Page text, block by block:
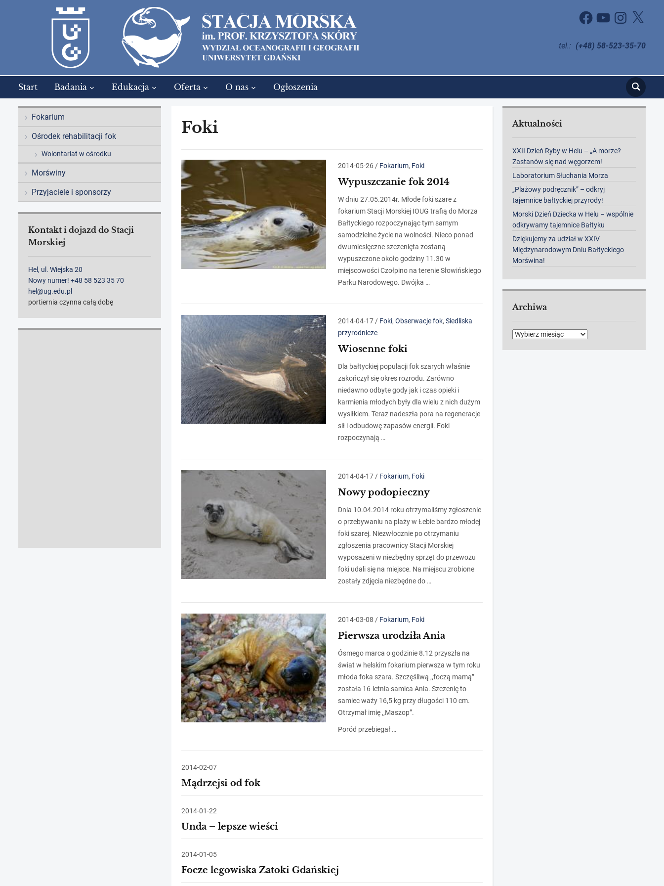
FacebookYouTubeInstagram
X
tel.: (+48) 58-523-35-70
Start Badania Edukacja Oferta O nas Ogłoszenia
Fokarium
Ośrodek rehabilitacji fok
Wolontariat w ośrodku
Morświny
Przyjaciele i sponsorzy
Kontakt i dojazd do Stacji
Morskiej
Hel, ul. Wiejska 20
Nowy numer! +48 58 523 35 70
hel@ug.edu.pl
portiernia czynna całą dobę
Foki
2014-05-26/ Fokarium, Foki
Wypuszczanie fok 2014
W dniu 27.05.2014r. Młode foki szare z
fokarium Stacji Morskiej IOUG trafią do Morza
Bałtyckiego rozpoczynając tym samym
samodzielne życie na wolności. Nieco ponad
dwumiesięczne szczenięta zostaną
wypuszczone około godziny 11.30 w
miejscowości Czołpino na terenie Słowińskiego
Parku Narodowego. Dwójka …
2014-04-17/ Foki, Obserwacje fok, Siedliska
przyrodnicze
Wiosenne foki
Dla bałtyckiej populacji fok szarych właśnie
zakończył się okres rozrodu. Zarówno
niedawno odbyte gody jak i czas opieki i
karmienia młodych były dla wielu z nich dużym
wysiłkiem. Teraz nadeszła pora na regeneracje
sił i odbudowę zapasów energii. Foki
rozpoczynają …
2014-04-17/ Fokarium, Foki
Nowy podopieczny
Dnia 10.04.2014 roku otrzymaliśmy zgłoszenie
o przebywaniu na plaży w Łebie bardzo młodej
foki szarej. Niezwłocznie po otrzymaniu
zgłoszenia pracownicy Stacji Morskiej
wyposażeni w niezbędny sprzęt do przewozu
foki udali się na miejsce. Na miejscu zrobione
zostały zdjęcia niezbędne do …
2014-03-08 / Fokarium, Foki
Pierwsza urodziła Ania
Ósmego marca o godzinie 8.12 przyszła na
świat w helskim fokarium pierwsza w tym roku
młoda foka szara. Szczęśliwą ,,foczą mamą”
została 16-letnia samica Ania. Szczenię to
samiec waży 16,5 kg przy długości 110 cm.
Otrzymał imię ,,Maszop”.
Poród przebiegał …
2014-02-07
Mądrzejsi od fok
2014-01-22
Unda – lepsze wieści
2014-01-05
Focze legowiska Zatoki Gdańskiej
Aktualności
XXII Dzień Ryby w Helu – „A morze?
Zastanów się nad węgorzem!
Laboratorium Słuchania Morza
„Plażowy podręcznik” – odkryj
tajemnice bałtyckiej przyrody!
Morski Dzień Dziecka w Helu – wspólnie
odkrywamy tajemnice Bałtyku
Dziękujemy za udział w XXIV
Międzynarodowym Dniu Bałtyckiego
Morświna!
Archiwa
Archiwa